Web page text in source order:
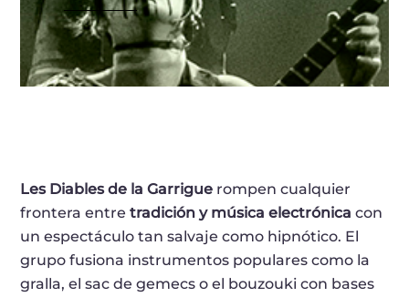
Les Diables de la Garrigue rompen cualquier
frontera entretradición y música electrónica con
un espectáculo tan salvaje como hipnótico. El
grupo fusiona instrumentos populares como la
gralla, el sac de gemecs o el bouzouki con bases